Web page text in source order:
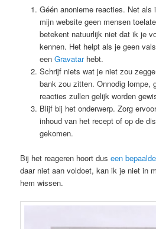
Géén anonieme reacties. Net
mijn website geen mensen
betekent natuurlijk niet dat ik je
kennen. Het helpt als je geen
een Gravatarhebt.
Schrijf niets wat je niet zou
bank zou zitten. Onnodig lompe,
reacties zullen gelijk worden
Blijf bij het onderwerp. Zorg
inhoud van het recept of op de
gekomen.
Bij het reageren hoort duseen
daar niet aan voldoet, kan ik je niet in
hem wissen.